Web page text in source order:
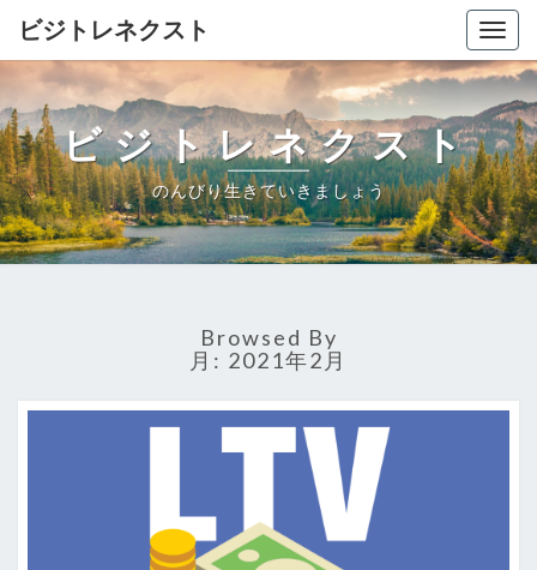
ビジトレネクスト
ビジトレネクスト
のんびり生きていきましょう
Browsed By
月: 2021年2月